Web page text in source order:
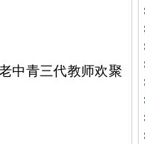
中青三代教师欢聚